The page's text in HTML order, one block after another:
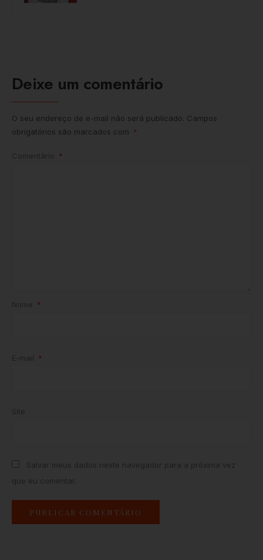
Deixe um comentário
O seu endereço de e-mail não será publicado. Campos
obrigatórios são marcados com *
*
*
*